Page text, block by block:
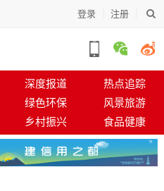
登录 注册
深度报道
热点追踪
绿色环保
风景旅游
乡村振兴 食品健康